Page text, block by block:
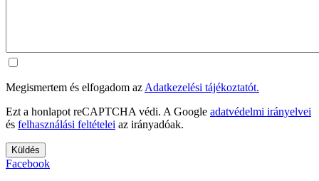
Megismertem és elfogadom azAdatkezelési tájékoztatót.
Ezt a honlapot reCAPTCHA védi. A Google adatvédelmi irányelvei
és felhasználási feltételei az irányadóak.
Facebook